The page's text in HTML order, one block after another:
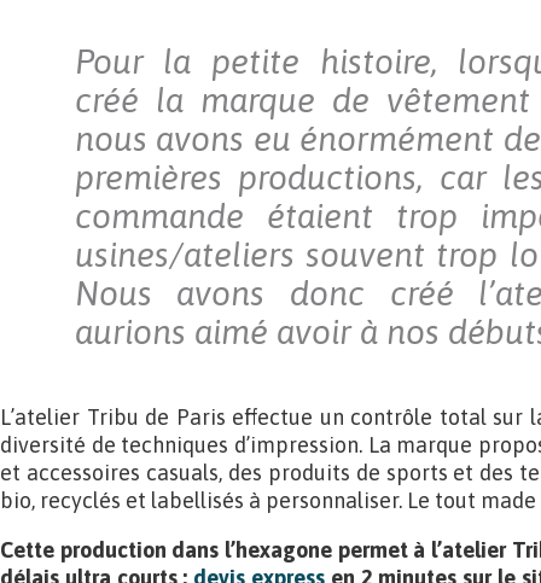
Pour la petite histoire,
créé la marque de vêtement
nous avons eu énormément
premières productions, car
commande étaient trop
usines/ateliers souvent trop
Nous avons donc créé
aurions aimé avoir à nos
L’atelier Tribu de Paris effectue un contrôle total sur
diversité de techniques d’impression. La marque
et accessoires casuals, des produits de sports et des
bio, recyclés et labellisés à personnaliser. Le tout made
Cette production dans l’hexagone permet à l’atelier
délais ultra courts : devis express en 2 minutes sur le